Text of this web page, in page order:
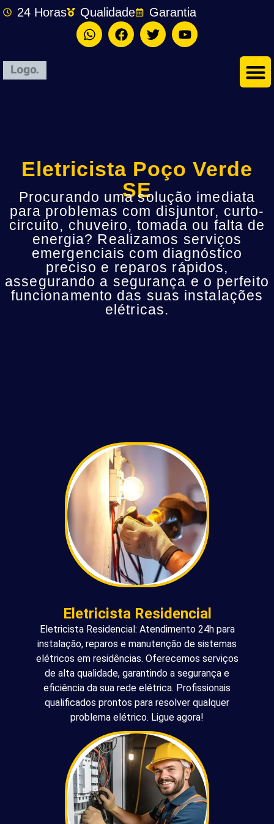
24 Horas Qualidade Garantia
Eletricista Poço Verde
SE
Procurando uma solução imediata
para problemas com disjuntor, curto-
circuito, chuveiro, tomada ou falta de
energia? Realizamos serviços
emergenciais com diagnóstico
preciso e reparos rápidos,
assegurando a segurança e o perfeito
funcionamento das suas instalações
elétricas.
Eletricista Residencial
Eletricista Residencial: Atendimento 24h para
instalação, reparos e manutenção de sistemas
elétricos em residências. Oferecemos serviços
de alta qualidade, garantindo a segurança e
eficiência da sua rede elétrica. Profissionais
qualificados prontos para resolver qualquer
problema elétrico. Ligue agora!